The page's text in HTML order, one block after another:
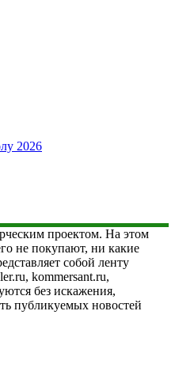
2026
проектом. На этом
не покупают, ни какие
собой ленту
kommersant.ru,
без искажения,
публикуемых новостей